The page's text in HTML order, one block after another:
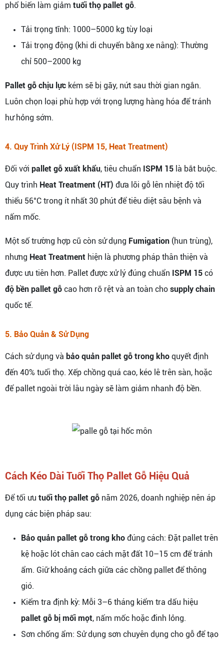
phổ biến làm giảm tuổi thọ pallet gỗ.
Tải trọng tĩnh: 1000–5000 kg tùy loại
Tải trọng động (khi di chuyển bằng xe nâng): Thường
chỉ 500–2000 kg
Pallet gỗ chịu lực kém sẽ bị gãy, nứt sau thời gian ngắn.
Luôn chọn loại phù hợp với trọng lượng hàng hóa để tránh
hư hỏng sớm.
4. Quy Trình Xử Lý (ISPM 15, Heat Treatment)
Đối với pallet gỗ xuất khẩu, tiêu chuẩn ISPM 15 là bắt buộc.
Quy trình Heat Treatment (HT) đưa lõi gỗ lên nhiệt độ tối
thiểu 56°C trong ít nhất 30 phút để tiêu diệt sâu bệnh và
nấm mốc.
Một số trường hợp cũ còn sử dụng Fumigation (hun trùng),
nhưng Heat Treatment hiện là phương pháp thân thiện và
được ưu tiên hơn. Pallet được xử lý đúng chuẩn ISPM 15 có
độ bền pallet gỗ cao hơn rõ rệt và an toàn cho supply chain
quốc tế.
5. Bảo Quản & Sử Dụng
Cách sử dụng và bảo quản pallet gỗ trong kho quyết định
đến 40% tuổi thọ. Xếp chồng quá cao, kéo lê trên sàn, hoặc
để pallet ngoài trời lâu ngày sẽ làm giảm nhanh độ bền.
Cách Kéo Dài Tuổi Thọ Pallet Gỗ Hiệu Quả
Để tối ưu tuổi thọ pallet gỗ năm 2026, doanh nghiệp nên áp
dụng các biện pháp sau:
Bảo quản pallet gỗ trong kho đúng cách: Đặt pallet trên
kệ hoặc lót chân cao cách mặt đất 10–15 cm để tránh
ẩm. Giữ khoảng cách giữa các chồng pallet để thông
gió.
Kiểm tra định kỳ: Mỗi 3–6 tháng kiểm tra dấu hiệu
pallet gỗ bị mối mọt, nấm mốc hoặc đinh lỏng.
Sơn chống ẩm: Sử dụng sơn chuyên dụng cho gỗ để tạo